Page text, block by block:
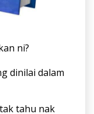
ni?
dinilai dalam
tahu nak